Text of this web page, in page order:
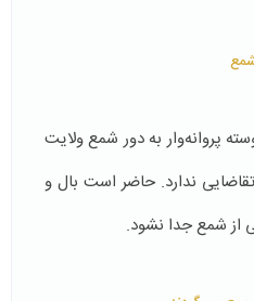
پروانه‌وار به دور شمع ولایت
ندارد. حاضر است بال و
از شمع جدا نشود.